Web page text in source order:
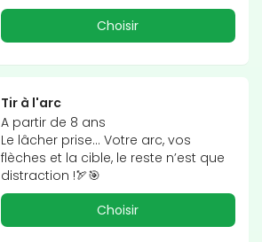
Choisir
Tir à l'arc
A partir de 8 ans
Le lâcher prise… Votre arc, vos
flèches et la cible, le reste n’est que
distraction !🏹🎯
Choisir